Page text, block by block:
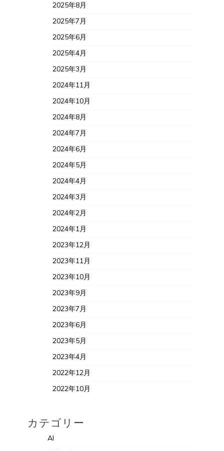
2025年8月
2025年7月
2025年6月
2025年4月
2025年3月
2024年11月
2024年10月
2024年8月
2024年7月
2024年6月
2024年5月
2024年4月
2024年3月
2024年2月
2024年1月
2023年12月
2023年11月
2023年10月
2023年9月
2023年7月
2023年6月
2023年5月
2023年4月
2022年12月
2022年10月
カテゴリー
AI